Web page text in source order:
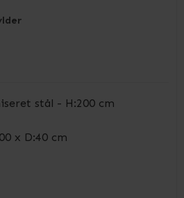
stål - H:200 cm
x D:40 cm